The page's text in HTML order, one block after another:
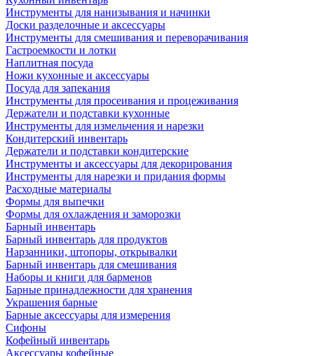
Инструменты для нанизывания и начинки
Доски разделочные и аксессуары
Инструменты для смешивания и переворачивания
Гастроемкости и лотки
Наплитная посуда
Ножи кухонные и аксессуары
Посуда для запекания
Инструменты для просеивания и процеживания
Держатели и подставки кухонные
Инструменты для измельчения и нарезки
Кондитерский инвентарь
Держатели и подставки кондитерские
Инструменты и аксессуары для декорирования
Инструменты для нарезки и придания формы
Расходные материалы
Формы для выпечки
Формы для охлаждения и заморозки
Барный инвентарь
Барный инвентарь для продуктов
Нарзанники, штопоры, открывалки
Барный инвентарь для смешивания
Наборы и книги для барменов
Барные принадлежности для хранения
Украшения барные
Барные аксессуары для измерения
Сифоны
Кофейный инвентарь
Аксессуары кофейные